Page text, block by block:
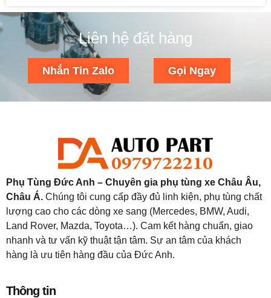
Liên hệ đặt hàng
Nhắn Tin Zalo Gọi Ngay
Phụ Tùng Đức Anh – Chuyên gia phụ tùng xe Châu Âu,
Châu Á. Chúng tôi cung cấp đầy đủ linh kiện, phụ tùng chất
lượng cao cho các dòng xe sang (Mercedes, BMW, Audi,
Land Rover, Mazda, Toyota…). Cam kết hàng chuẩn, giao
nhanh và tư vấn kỹ thuật tận tâm. Sự an tâm của khách
hàng là ưu tiên hàng đầu của Đức Anh.
Thông tin